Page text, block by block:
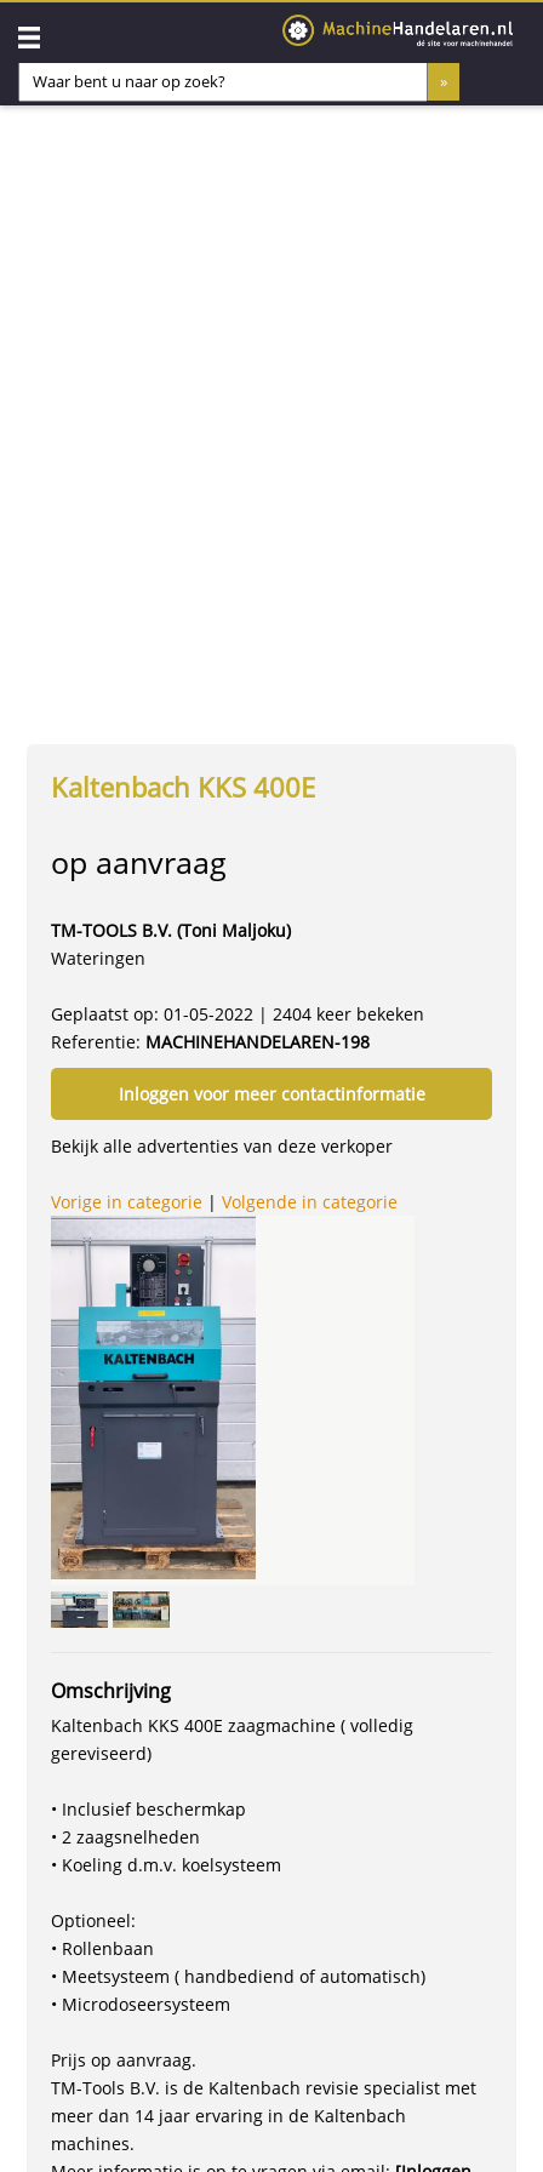
Kaltenbach KKS 400E
op aanvraag
TM-TOOLS B.V. (Toni Maljoku)
Wateringen
Geplaatst op: 01-05-2022 | 2404 keer bekeken
Referentie: MACHINEHANDELAREN-198
Inloggen voor meer contactinformatie
Bekijk alle advertenties van deze verkoper
Vorige in categorie |Volgende in categorie
Omschrijving
Kaltenbach KKS 400E zaagmachine ( volledig
gereviseerd)
• Inclusief beschermkap
• 2 zaagsnelheden
• Koeling d.m.v. koelsysteem
Optioneel:
• Rollenbaan
• Meetsysteem ( handbediend of automatisch)
• Microdoseersysteem
Prijs op aanvraag.
TM-Tools B.V. is de Kaltenbach revisie specialist met
meer dan 14 jaar ervaring in de Kaltenbach
machines.